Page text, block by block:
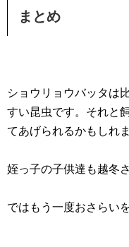
まとめ
ショウリョウバッタは
すい昆虫です。それと
てあげられるかもしれ
姪っ子の子供達も越冬
ではもう一度おさらい